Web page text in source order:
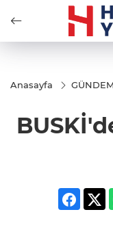
Anasayfa GÜNDEM